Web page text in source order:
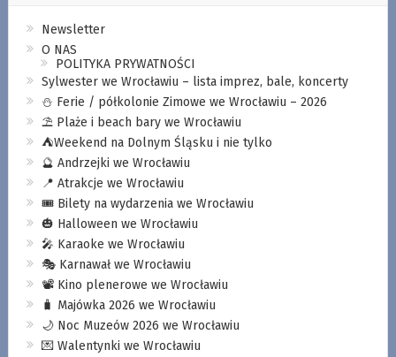
Newsletter
O NAS
POLITYKA PRYWATNOŚCI
Sylwester we Wrocławiu – lista imprez, bale, koncerty
⛄️ Ferie / półkolonie Zimowe we Wrocławiu – 2026
⛱️ Plaże i beach bary we Wrocławiu
⛺️Weekend na Dolnym Śląsku i nie tylko
🔮 Andrzejki we Wrocławiu
📍 Atrakcje we Wrocławiu
🎟️ Bilety na wydarzenia we Wrocławiu
🎃 Halloween we Wrocławiu
🎤 Karaoke we Wrocławiu
🎭 Karnawał we Wrocławiu
📽️ Kino plenerowe we Wrocławiu
🧳 Majówka 2026 we Wrocławiu
🌙 Noc Muzeów 2026 we Wrocławiu
💌 Walentynki we Wrocławiu